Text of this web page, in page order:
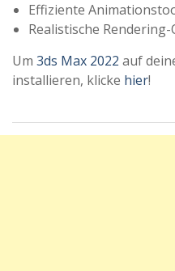
Effiziente
Realistische
Um 3ds Max 2022 auf
installieren, klicke hier!